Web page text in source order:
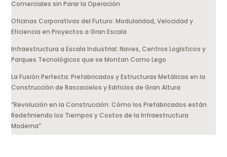
Comerciales sin Parar la Operación
Oficinas Corporativas del Futuro: Modularidad, Velocidad y
Eficiencia en Proyectos a Gran Escala
Infraestructura a Escala Industrial: Naves, Centros Logísticos y
Parques Tecnológicos que se Montan Como Lego
La Fusión Perfecta: Prefabricados y Estructuras Metálicas en la
Construcción de Rascacielos y Edificios de Gran Altura
“Revolución en la Construcción: Cómo los Prefabricados están
Redefiniendo los Tiempos y Costos de la Infraestructura
Moderna”